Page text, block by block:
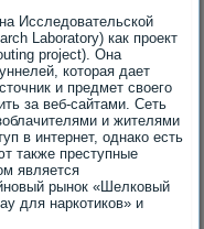
Исследовательской
Laboratory) как проект
project). Она
которая дает
и предмет своего
за веб-сайтами. Сеть
и жителями
в интернет, однако есть
также преступные
является
рынок «Шелковый
для наркотиков» и